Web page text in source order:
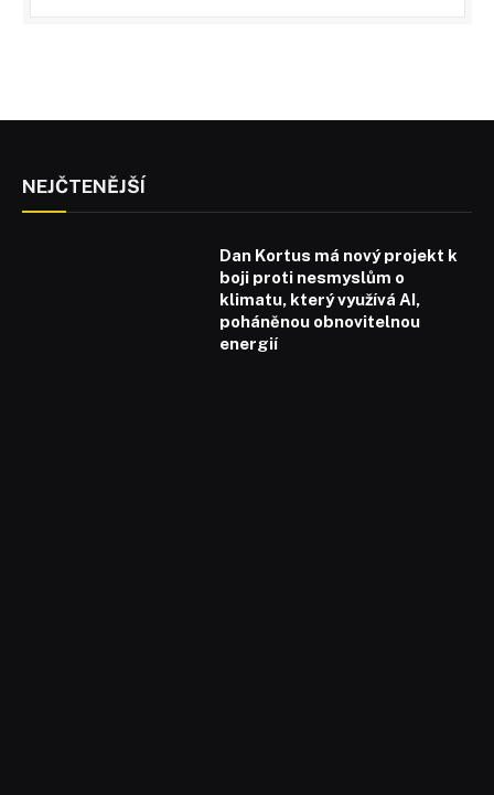
NEJČTENĚJŠÍ
Dan Kortus má nový projekt k
boji proti nesmyslům o
klimatu, který využívá AI,
poháněnou obnovitelnou
energií